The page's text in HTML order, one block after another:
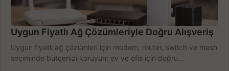
Uygun Fiyatlı Ağ Çözümleriyle Doğru Alışveriş
Uygun fiyatlı ağ çözümleri için modem, router, switch ve mesh
seçiminde bütçenizi koruyun; ev ve ofis için doğru